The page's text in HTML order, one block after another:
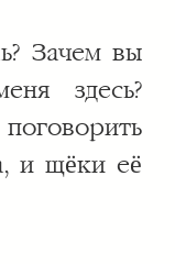
Зачем вы
здесь?
и щёки её